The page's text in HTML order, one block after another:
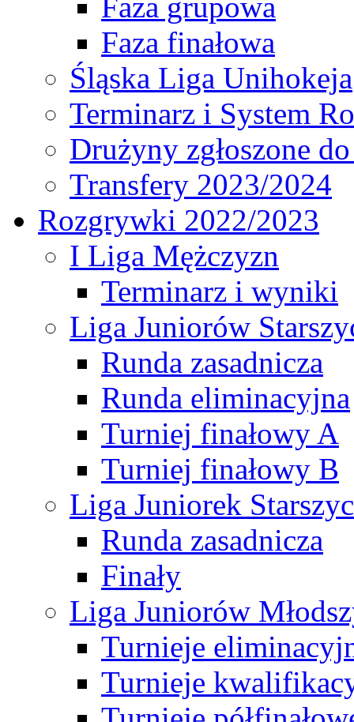
Faza finałowa
Śląska Liga Unihokeja
Terminarz i System
Drużyny zgłoszone
Transfery 2023/2024
Rozgrywki 2022/2023
I Liga Mężczyzn
Terminarz i wyniki
Liga Juniorów
Runda zasadnicza
Runda eliminacyjna
Turniej finałowy A
Turniej finałowy B
Liga Juniorek
Runda zasadnicza
Finały
Liga Juniorów
Turnieje
Turnieje